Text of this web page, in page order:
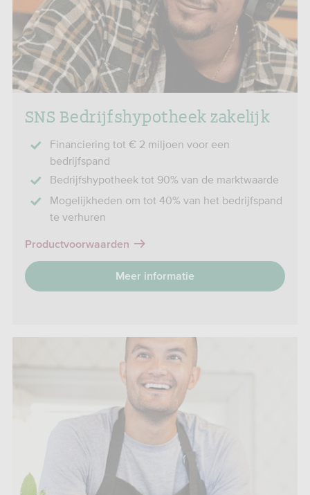
SNS Bedrijfshypotheek zakelijk
Financiering tot € 2 miljoen voor een
bedrijfspand
Bedrijfshypotheek tot 90% van de marktwaarde
Mogelijkheden om tot 40% van het bedrijfspand
te verhuren
Productvoorwaarden
Meer informatie